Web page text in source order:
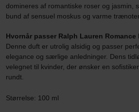
domineres af romantiske roser og jasmin,
bund af sensuel moskus og varme
Hvornår passer Ralph Lauren
Denne duft er utrolig alsidig og passer
elegance og særlige anledninger. Dens
velegnet til kvinder, der ønsker en
rundt.
Størrelse: 100 ml